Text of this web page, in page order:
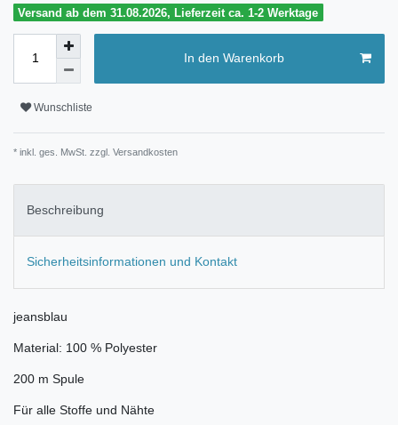
Versand ab dem 31.08.2026, Lieferzeit ca. 1-2 Werktage
In den Warenkorb
Wunschliste
* inkl. ges. MwSt. zzgl. Versandkosten
Beschreibung
Sicherheitsinformationen und Kontakt
jeansblau
Material: 100 % Polyester
200 m Spule
Für alle Stoffe und Nähte